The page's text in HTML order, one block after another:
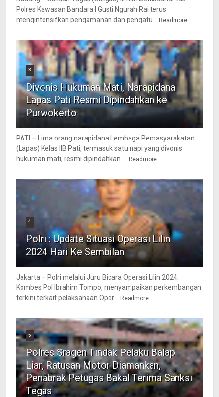
Polres Kawasan Bandara I Gusti Ngurah Rai terus
mengintensifkan pengamanan dan pengatu...
Readmore
3
Divonis Hukuman Mati, Narapidana
Lapas Pati Resmi Dipindahkan ke
Purwokerto
PATI – Lima orang narapidana Lembaga Pemasyarakatan
(Lapas) Kelas IIB Pati, termasuk satu napi yang divonis
hukuman mati, resmi dipindahkan ...
Readmore
4
Polri : Update Situasi Operasi Lilin
2024 Hari Ke Sembilan
Jakarta – Polri melalui Juru Bicara Operasi Lilin 2024,
Kombes Pol Ibrahim Tompo, menyampaikan perkembangan
terkini terkait pelaksanaan Oper...
Readmore
5
Polres Sragen Tindak Pelaku Balap
Liar, Ratusan Motor Diamankan,
Penabrak Petugas Bakal Terima Sanksi
Tegas